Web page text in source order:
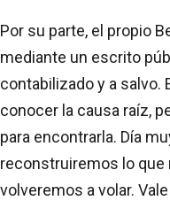
Por su parte, el propio
mediante un escrito
contabilizado y a salvo.
conocer la causa raíz,
para encontrarla. Día
reconstruiremos lo
volveremos a volar. Vale